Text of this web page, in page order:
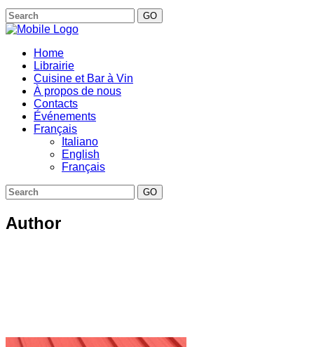
GO
Home
Librairie
Cuisine et Bar à Vin
À propos de nous
Contacts
Événements
Français
Italiano
English
Français
GO
Author